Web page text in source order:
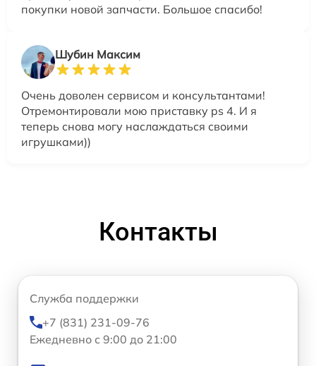
покупки новой запчасти. Большое спасибо!
Шубин Максим
Очень доволен сервисом и консультантами!
Отремонтировали мою приставку ps 4. И я
теперь снова могу наслаждаться своими
игрушками))
Контакты
Служба поддержки
+7 (831) 231-09-76
Ежедневно с 9:00 до 21:00